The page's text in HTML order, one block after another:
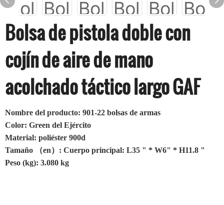
Bolsa de pistola doble con
cojín de aire de mano
acolchado táctico largo GAF
Nombre del producto: 901-22 bolsas de armas
Color: Green del Ejército
Material: poliéster 900d
Tamaño （en）: Cuerpo principal: L35 " * W6" * H11.8 "
Peso (kg): 3.080 kg